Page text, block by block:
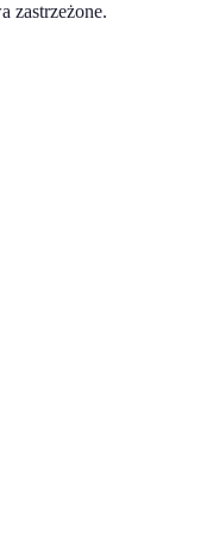
zastrzeżone.